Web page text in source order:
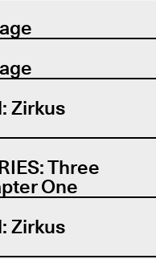
Zirkus
Three
One
Zirkus